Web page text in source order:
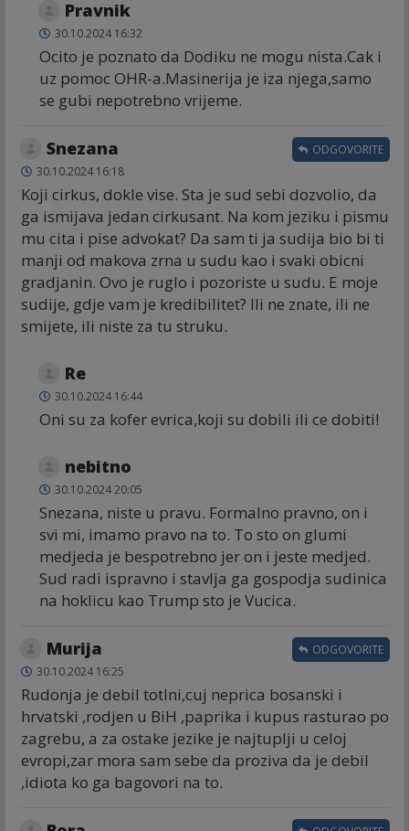
Pravnik
30.10.2024 16:32
Ocito je poznato da Dodiku ne mogu nista.Cak i
uz pomoc OHR-a.Masinerija je iza njega,samo
se gubi nepotrebno vrijeme.
Snezana
30.10.2024 16:18
Koji cirkus, dokle vise. Sta je sud sebi dozvolio, da
ga ismijava jedan cirkusant. Na kom jeziku i pismu
mu cita i pise advokat? Da sam ti ja sudija bio bi ti
manji od makova zrna u sudu kao i svaki obicni
gradjanin. Ovo je ruglo i pozoriste u sudu. E moje
sudije, gdje vam je kredibilitet? Ili ne znate, ili ne
smijete, ili niste za tu struku.
ODGOVORITE
Re
30.10.2024 16:44
Oni su za kofer evrica,koji su dobili ili ce dobiti!
nebitno
30.10.2024 20:05
Snezana, niste u pravu. Formalno pravno, on i
svi mi, imamo pravo na to. To sto on glumi
medjeda je bespotrebno jer on i jeste medjed.
Sud radi ispravno i stavlja ga gospodja sudinica
na hoklicu kao Trump sto je Vucica.
Murija
30.10.2024 16:25
Rudonja je debil totlni,cuj neprica bosanski i
hrvatski ,rodjen u BiH ,paprika i kupus rasturao po
zagrebu, a za ostake jezike je najtuplji u celoj
evropi,zar mora sam sebe da proziva da je debil
,idiota ko ga bagovori na to.
ODGOVORITE